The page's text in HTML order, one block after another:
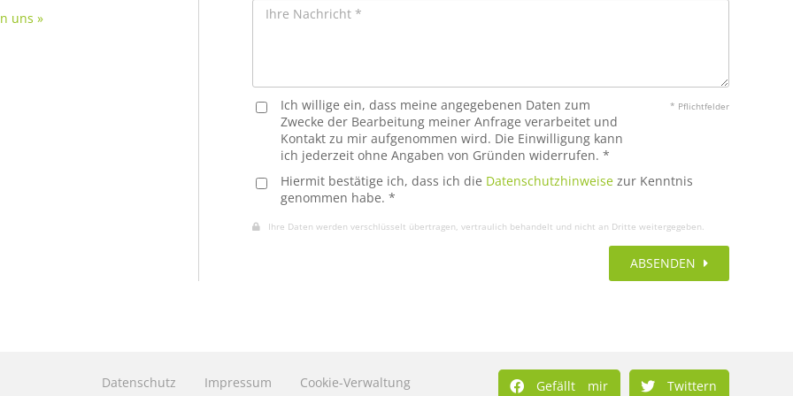
Datenschutz Impressum Cookie-Verwaltung Gefällt mir Twittern
uns »
Ich willige ein, dass meine angegebenen Daten zum
Zwecke der Bearbeitung meiner Anfrage verarbeitet und
Kontakt zu mir aufgenommen wird. Die Einwilligung kann
ich jederzeit ohne Angaben von Gründen widerrufen. *
* Pflichtfelder
Hiermit bestätige ich, dass ich die Datenschutzhinweise zur Kenntnis
genommen habe. *
Ihre Daten werden verschlüsselt übertragen, vertraulich behandelt und nicht an Dritte weitergegeben.
ABSENDEN